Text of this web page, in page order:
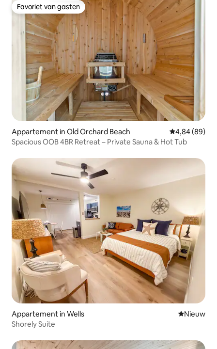
Favoriet van gasten
Favoriet van gasten
Appartement in Old Orchard Beach Gemiddelde
4,84 (89)
Spacious OOB 4BR Retreat – Private Sauna & Hot Tub
Appartement in Wells Nieuwe
Nieuw
Shorely Suite